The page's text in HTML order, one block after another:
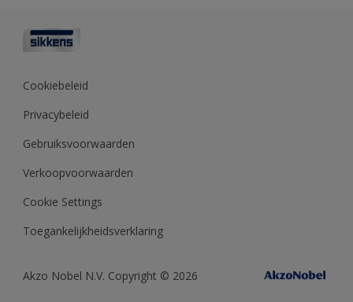
Polyfilla Pro
Sikkens Center
Kleurcollecties
Kennisbank
Cookiebeleid
Privacybeleid
Gebruiksvoorwaarden
Verkoopvoorwaarden
Cookie Settings
Toegankelijkheidsverklaring
Akzo Nobel N.V. Copyright © 2026